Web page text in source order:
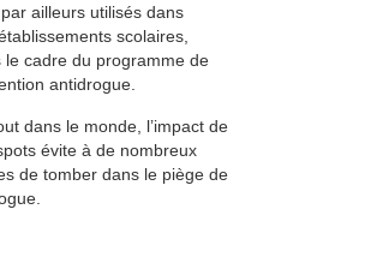
ailleurs utilisés dans
scolaires,
le cadre du programme de
antidrogue.
dans le monde, l’impact de
évite à de nombreux
de tomber dans le piège de